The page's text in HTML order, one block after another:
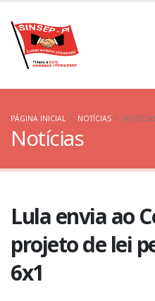
PÁGINA INICIAL NOTÍCIAS
Notícias
Lula envia ao
projeto de lei
6x1